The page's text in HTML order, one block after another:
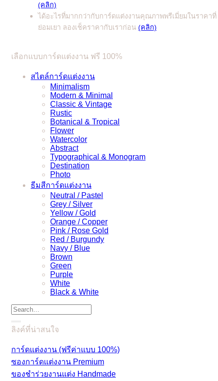
(คลิก)
ได้อะไรที่มากกว่ากับการ์ดแต่งงานคุณภาพพรีเมี่ยมในราคาที่
ย่อมเยา ลองเช็คราคากับเราก่อน (คลิก)
เลือกแบบการ์ดแต่งงาน ฟรี 100%
สไตล์การ์ดแต่งงาน
Minimalism
Modern & Minimal
Classic & Vintage
Rustic
Botanical & Tropical
Flower
Watercolor
Abstract
Typographical & Monogram
Destination
Photo
ธีมสีการ์ดแต่งงาน
Neutral / Pastel
Grey / Silver
Yellow / Gold
Orange / Copper
Pink / Rose Gold
Red / Burgundy
Navy / Blue
Brown
Green
Purple
White
Black & White
Search
for:
ลิงค์ที่น่าสนใจ
การ์ดแต่งงาน (ฟรีค่าแบบ 100%)
ซองการ์ดแต่งงาน Premium
ของชำร่วยงานแต่ง Handmade